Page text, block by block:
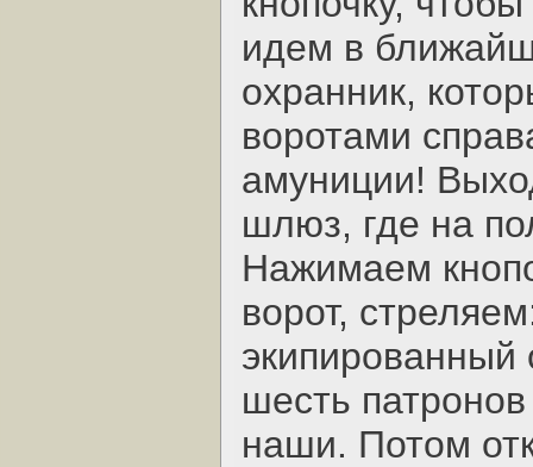
идем в
охранник,
воротами
амуниции!
шлюз, где на
Нажимаем
ворот,
шесть
наши. Потом